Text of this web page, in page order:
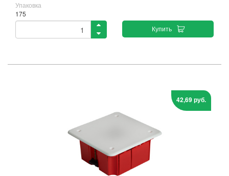
Упаковка
175
Купить
42,69 руб.